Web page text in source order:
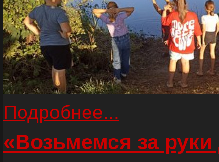
Подробнее...
«Возьмемся за руки